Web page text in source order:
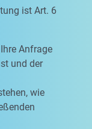
ist Art. 6
Anfrage
und der
wie